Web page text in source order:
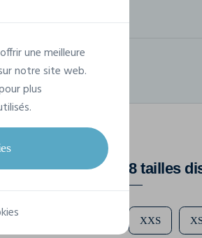
8 tailles
XXS
une meilleure
notre site web.
plus